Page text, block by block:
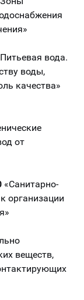
вода.
воды,
качества»
от
«Санитарно-
организации
веществ,